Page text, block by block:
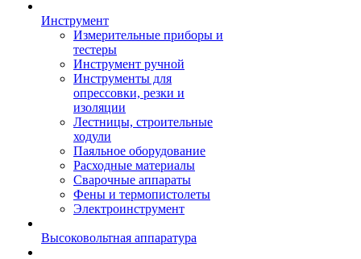
Инструмент
Измерительные приборы и
тестеры
Инструмент ручной
Инструменты для
опрессовки, резки и
изоляции
Лестницы, строительные
ходули
Паяльное оборудование
Расходные материалы
Сварочные аппараты
Фены и термопистолеты
Электроинструмент
Высоковольтная аппаратура